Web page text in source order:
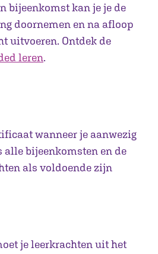
bijeenkomst kan je je de
doornemen en na afloop
uitvoeren. Ontdek de
leren.
wanneer je aanwezig
alle bijeenkomsten en de
als voldoende zijn
je leerkrachten uit het